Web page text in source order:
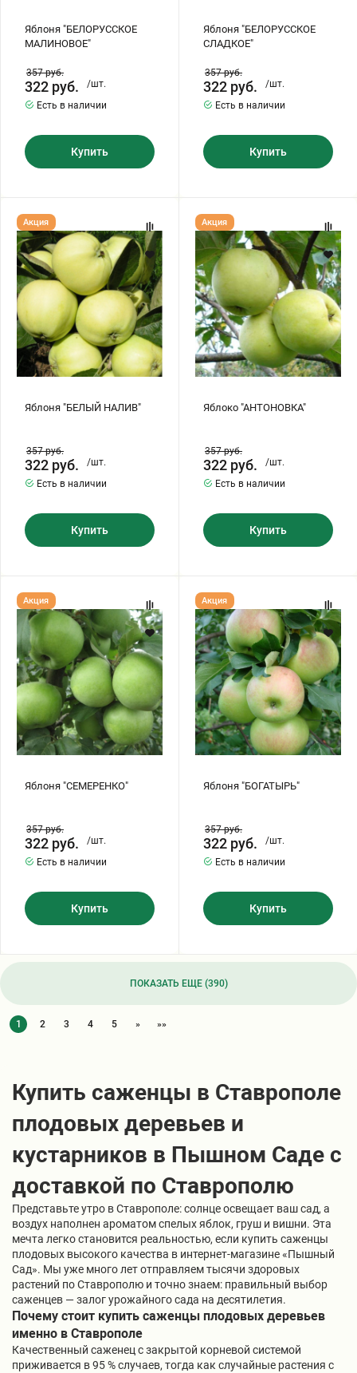
Яблоня "БЕЛОРУССКОЕ
МАЛИНОВОЕ"
357руб.
322 руб.
/шт.
Есть в наличии
Купить
Яблоня "БЕЛОРУССКОЕ
СЛАДКОЕ"
357руб.
322 руб.
/шт.
Есть в наличии
Купить
Яблоня
"БЕЛЫЙ
НАЛИВ"
Яблоня "БЕЛЫЙ НАЛИВ"
Акция
357руб.
322 руб.
/шт.
Есть в наличии
Купить
Яблоко
"АНТОНОВКА"
Яблоко "АНТОНОВКА"
Акция
357руб.
322 руб.
/шт.
Есть в наличии
Купить
Яблоня
"СЕМЕРЕНКО"
Яблоня "СЕМЕРЕНКО"
Акция
357руб.
322 руб.
/шт.
Есть в наличии
Купить
Яблоня
"БОГАТЫРЬ"
Яблоня "БОГАТЫРЬ"
Акция
357руб.
322 руб.
/шт.
Есть в наличии
Купить
ПОКАЗАТЬ ЕЩЕ (390)
1 2 3 4 5 » »»
Купить саженцы в Ставрополе
плодовых деревьев и
кустарников в Пышном Саде с
доставкой по Ставрополю
Представьте утро в Ставрополе: солнце освещает ваш сад, а
воздух наполнен ароматом спелых яблок, груш и вишни. Эта
мечта легко становится реальностью, если купить саженцы
плодовых высокого качества в интернет-магазине «Пышный
Сад». Мы уже много лет отправляем тысячи здоровых
растений по Ставрополю и точно знаем: правильный выбор
саженцев — залог урожайного сада на десятилетия.
Почему стоит купить саженцы плодовых деревьев
именно в Ставрополе
Качественный саженец с закрытой корневой системой
приживается в 95 % случаев, тогда как случайные растения с